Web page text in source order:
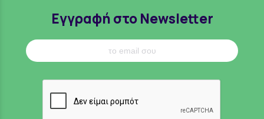
Εγγραφή στο Newsletter